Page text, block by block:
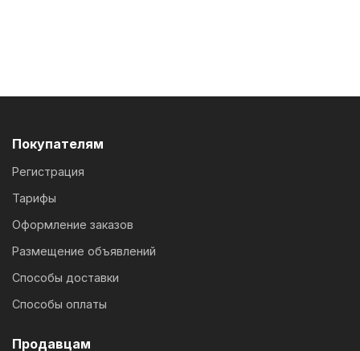
Покупателям
Регистрация
Тарифы
Оформление заказов
Размещение объявлений
Способы доставки
Способы оплаты
Продавцам